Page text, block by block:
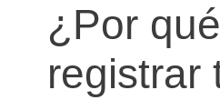
¿Por
registrar